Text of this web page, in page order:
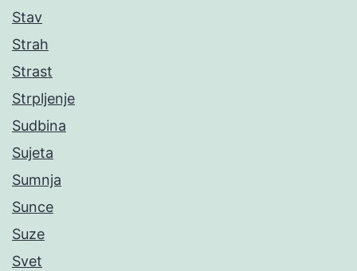
Stav
Strah
Strast
Strpljenje
Sudbina
Sujeta
Sumnja
Sunce
Suze
Svet